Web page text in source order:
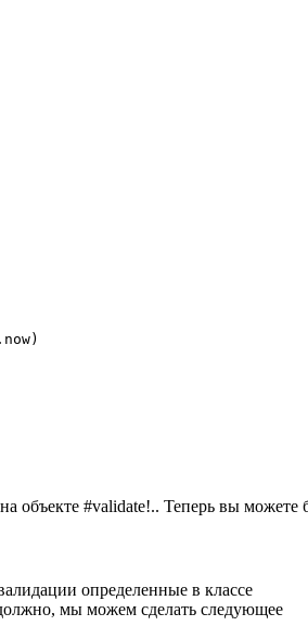
объекте #validate!.. Теперь вы
определенные в классе
мы можем сделать следующее